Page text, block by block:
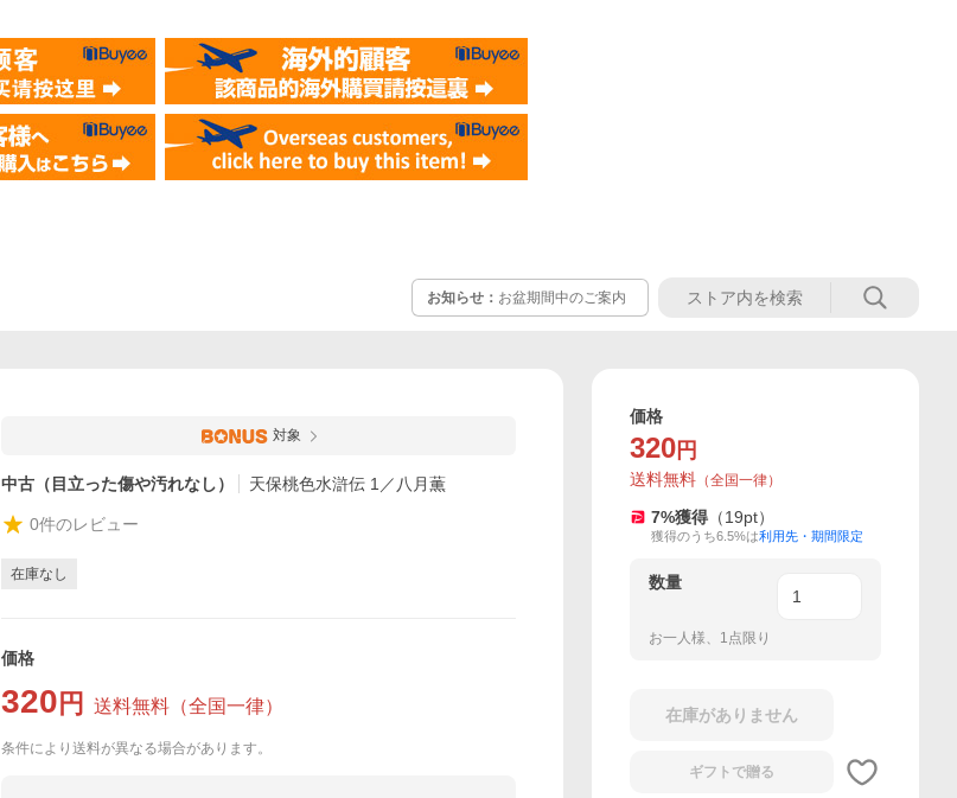
お知らせ： お盆期間中のご案内
対象
中古（目立った傷や汚れなし） 天保桃色水滸伝 1／八月薫
0件のレビュー
在庫なし
価格
320 円 送料無料 （全国一律）
条件により送料が異なる場合があります。
価格
320 円
送料無料 （全国一律）
7%獲得 （19pt）
獲得のうち6.5%は利用先・期間限定
数量
お一人様、1点限り
在庫がありません
ギフトで贈る